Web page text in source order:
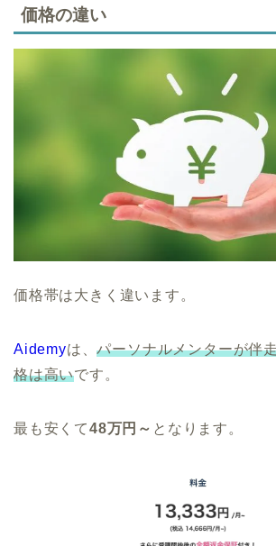
価格の違い
価格帯は大きく違います。
Aidemyは、パーソナルメンターが伴
格は高いです。
最も安くて48万円～ となります。